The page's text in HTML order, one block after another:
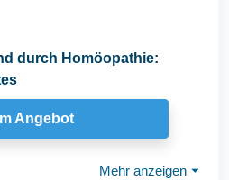
durch Homöopathie:
Angebot
Mehr anzeigen ⏷